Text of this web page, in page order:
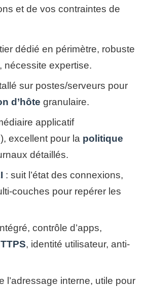
et de vos contraintes de
dédié en périmètre, robuste
nécessite expertise.
sur postes/serveurs pour
d’hôte granulaire.
applicatif
excellent pour la politique
détaillés.
: suit l’état des connexions,
couches pour repérer les
contrôle d’apps,
, identité utilisateur, anti-
l’adressage interne, utile pour